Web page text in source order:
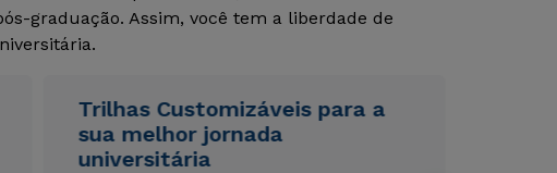
graduação. Assim, você tem a liberdade de
Trilhas Customizáveis para a
sua melhor jornada
universitária
WhatsApp
WhatsApp